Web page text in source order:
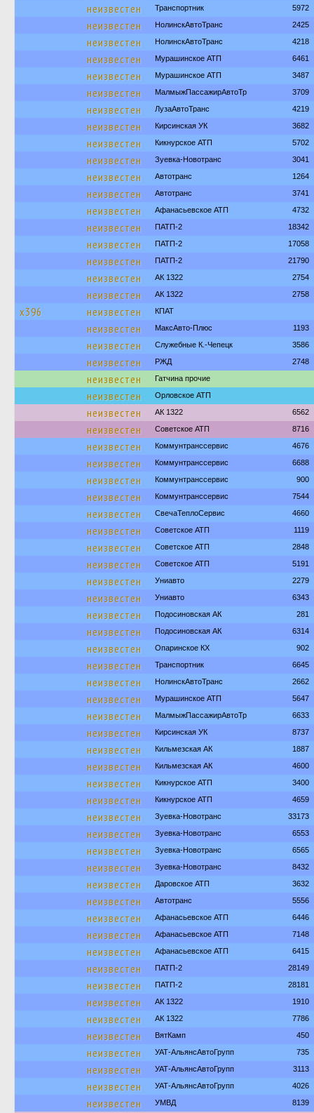
неизвестен Транспортник 5972
неизвестен НолинскАвтоТранс 2425
неизвестен НолинскАвтоТранс 4218
неизвестен Мурашинское АТП 6461
неизвестен Мурашинское АТП 3487
неизвестен МалмыжПассажирАвтоТр 3709
неизвестен ЛузаАвтоТранс 4219
неизвестен Кирсинская УК 3682
неизвестен Кикнурское АТП 5702
неизвестен Зуевка-Новотранс 3041
неизвестен Автотранс 1264
неизвестен Автотранс 3741
неизвестен Афанасьевское АТП 4732
неизвестен ПАТП-2 18342
неизвестен ПАТП-2 17058
неизвестен ПАТП-2 21790
неизвестен АК 1322 2754
неизвестен АК 1322 2758
х396 неизвестен КПАТ
неизвестен МаксАвто-Плюс 1193
неизвестен Служебные К.-Чепецк 3586
неизвестен РЖД 2748
неизвестен Гатчина прочие
неизвестен Орловское АТП
неизвестен АК 1322 6562
неизвестен Советское АТП 8716
неизвестен Коммунтранссервис 4676
неизвестен Коммунтранссервис 6688
неизвестен Коммунтранссервис 900
неизвестен Коммунтранссервис 7544
неизвестен СвечаТеплоСервис 4660
неизвестен Советское АТП 1119
неизвестен Советское АТП 2848
неизвестен Советское АТП 5191
неизвестен Униавто 2279
неизвестен Униавто 6343
неизвестен Подосиновская АК 281
неизвестен Подосиновская АК 6314
неизвестен Опаринское КХ 902
неизвестен Транспортник 6645
неизвестен НолинскАвтоТранс 2662
неизвестен Мурашинское АТП 5647
неизвестен МалмыжПассажирАвтоТр 6633
неизвестен Кирсинская УК 8737
неизвестен Кильмезская АК 1887
неизвестен Кильмезская АК 4600
неизвестен Кикнурское АТП 3400
неизвестен Кикнурское АТП 4659
неизвестен Зуевка-Новотранс 33173
неизвестен Зуевка-Новотранс 6553
неизвестен Зуевка-Новотранс 6565
неизвестен Зуевка-Новотранс 8432
неизвестен Даровское АТП 3632
неизвестен Автотранс 5556
неизвестен Афанасьевское АТП 6446
неизвестен Афанасьевское АТП 7148
неизвестен Афанасьевское АТП 6415
неизвестен ПАТП-2 28149
неизвестен ПАТП-2 28181
неизвестен АК 1322 1910
неизвестен АК 1322 7786
неизвестен ВятКамп 450
неизвестен УАТ-АльянсАвтоГрупп 735
неизвестен УАТ-АльянсАвтоГрупп 3113
неизвестен УАТ-АльянсАвтоГрупп 4026
неизвестен УМВД 8139